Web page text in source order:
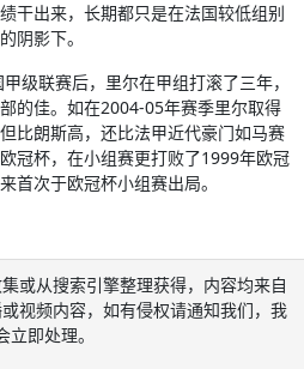
干出来，长期都只是在法国较低组别
阴影下。
级联赛后，里尔在甲组打滚了三年，
的佳。如在2004-05年赛季里尔取得
比朗斯高，还比法甲近代豪门如马赛
冠杯，在小组赛更打败了1999年欧冠
首次于欧冠杯小组赛出局。
或从搜索引擎整理获得，内容均来自
视频内容，如有侵权请通知我们，我
立即处理。